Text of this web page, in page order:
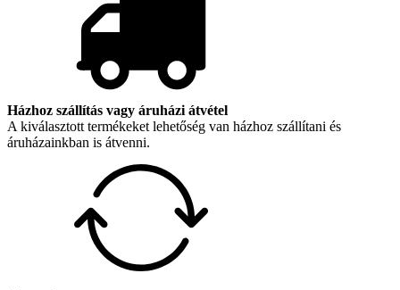
Házhoz szállítás vagy áruházi átvétel
A kiválasztott termékeket lehetőség van házhoz szállítani és
áruházainkban is átvenni.